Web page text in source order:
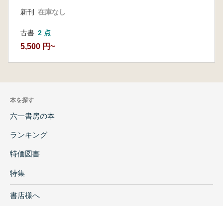
新刊 在庫なし
古書 2 点
5,500 円~
本を探す
六一書房の本
ランキング
特価図書
特集
書店様へ